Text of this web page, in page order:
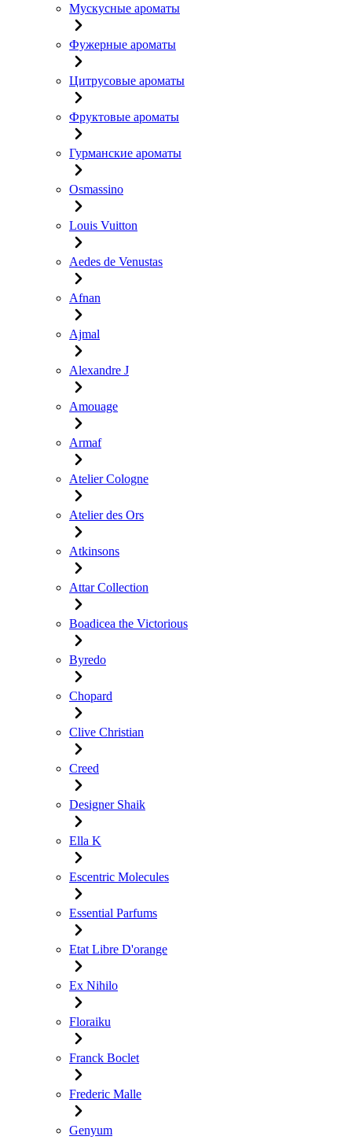
Мускусные ароматы
Фужерные ароматы
Цитрусовые ароматы
Фруктовые ароматы
Гурманские ароматы
Osmassino
Louis Vuitton
Aedes de Venustas
Afnan
Ajmal
Alexandre J
Amouage
Armaf
Atelier Cologne
Atelier des Ors
Atkinsons
Attar Collection
Boadicea the Victorious
Byredo
Chopard
Clive Christian
Creed
Designer Shaik
Ella K
Escentric Molecules
Essential Parfums
Etat Libre D'orange
Ex Nihilo
Floraiku
Franck Boclet
Frederic Malle
Genyum